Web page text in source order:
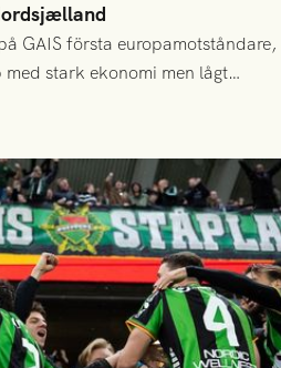
GAIS första europamotståndare,
stark ekonomi men lågt
kollektiv styrka och individuell